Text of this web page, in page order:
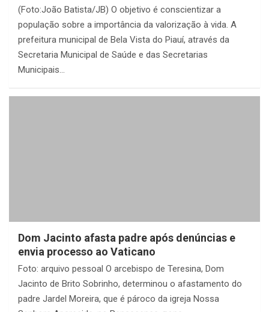
(Foto:João Batista/JB) O objetivo é conscientizar a
população sobre a importância da valorização à vida. A
prefeitura municipal de Bela Vista do Piauí, através da
Secretaria Municipal de Saúde e das Secretarias
Municipais…
Dom Jacinto afasta padre após denúncias e
envia processo ao Vaticano
Foto: arquivo pessoal O arcebispo de Teresina, Dom
Jacinto de Brito Sobrinho, determinou o afastamento do
padre Jardel Moreira, que é pároco da igreja Nossa